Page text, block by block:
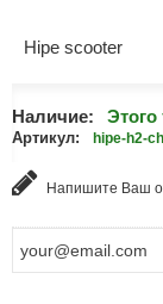
Hipe scooter
Наличие: Этого
Артикул: hipe-h2-
Напишите Ваш